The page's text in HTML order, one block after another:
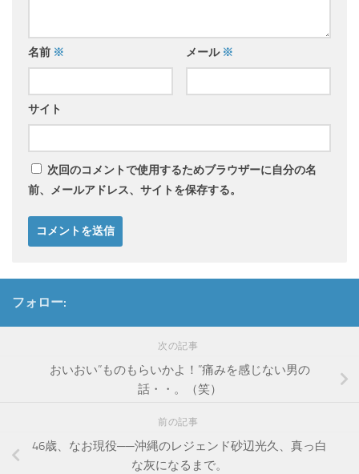
名前 ※ メール ※
サイト
次回のコメントで使用するためブラウザーに自分の名
前、メールアドレス、サイトを保存する。
フォロー:
次の記事
おいおい”ものもらいかよ！”痛みを感じない男の
話・・。（笑）
前の記事
46歳、なお現役──沖縄のレジェンド砂辺光久、真っ白
な灰になるまで。